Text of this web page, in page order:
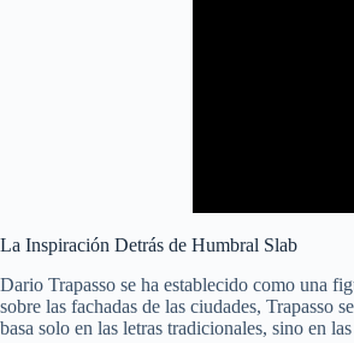
La Inspiración Detrás de Humbral Slab
Dario Trapasso se ha establecido como una
sobre las fachadas de las ciudades, Trapasso
basa solo en las letras tradicionales, sino en